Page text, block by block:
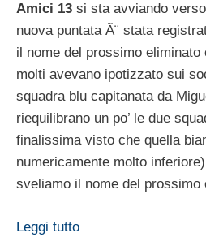
Amici 13 si sta avviando
nuova puntata Ã¨ stata
il nome del prossimo
molti avevano ipotizzato sui
squadra blu capitanata da
riequilibrano un po’ le due
finalissima visto che quella
numericamente molto
sveliamo il nome del prossimo
Leggi tutto